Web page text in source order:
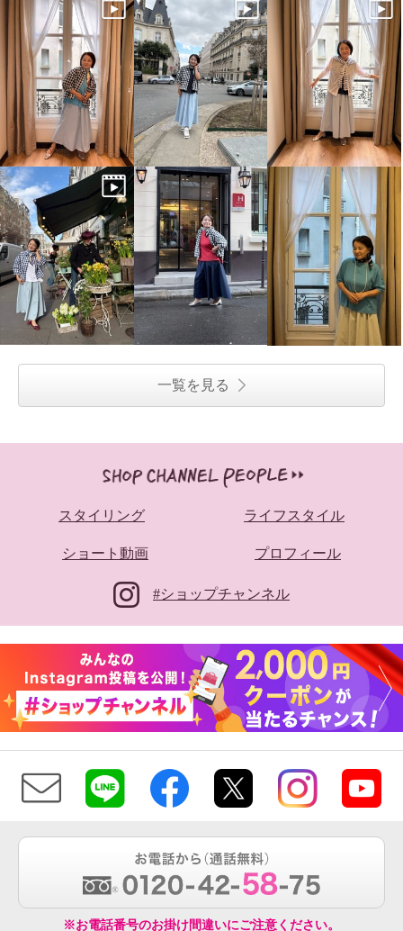
一覧を見る
スタイリング ライフスタイル
ショート動画 プロフィール
#ショップチャンネル
※お電話番号のお掛け間違いにご注意ください。